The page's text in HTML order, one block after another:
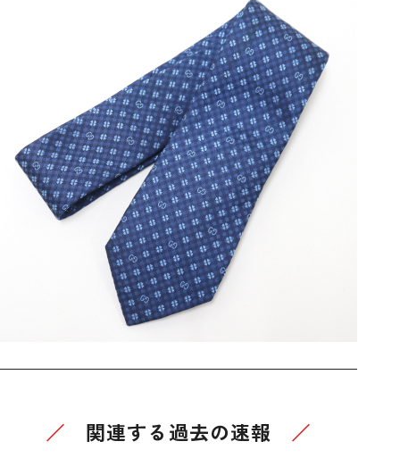
関連する過去の速報